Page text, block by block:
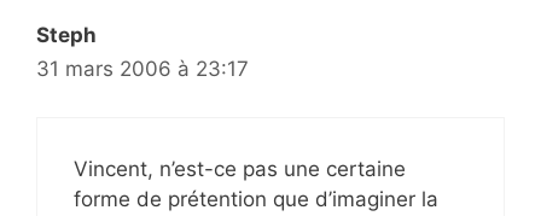
Steph
31 mars 2006 à 23:17
Vincent, n’est-ce pas une certaine
forme de prétention que d’imaginer la